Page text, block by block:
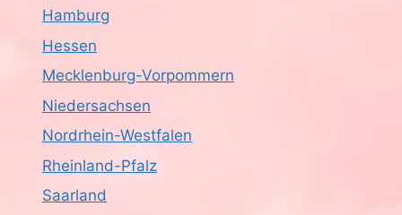
Hamburg
Hessen
Mecklenburg-Vorpommern
Niedersachsen
Nordrhein-Westfalen
Rheinland-Pfalz
Saarland